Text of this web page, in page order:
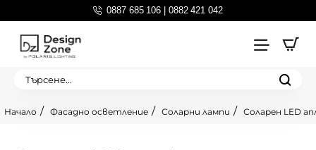
0887 685 106 | 0882 421 042
Търсене...
Фасадно осветление Соларни лампи Соларен LED